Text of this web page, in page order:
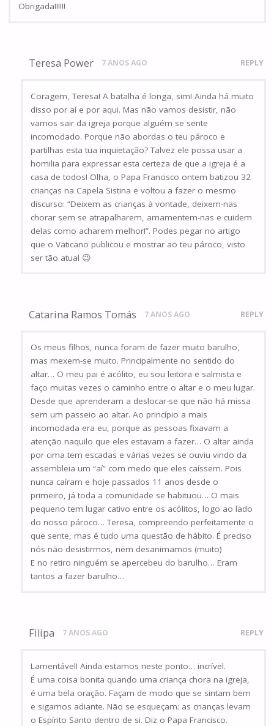
Obrigada!!!!!!
Teresa Power 7 ANOS AGO REPLY
Coragem, Teresa! A batalha é longa, sim! Ainda há muito
disso por aí e por aqui. Mas não vamos desistir, não
vamos sair da igreja porque alguém se sente
incomodado. Porque não abordas o teu pároco e
partilhas esta tua inquietação? Talvez ele possa usar a
homilia para expressar esta certeza de que a igreja é a
casa de todos! Olha, o Papa Francisco ontem batizou 32
crianças na Capela Sistina e voltou a fazer o mesmo
discurso: “Deixem as crianças à vontade, deixem-nas
chorar sem se atrapalharem, amamentem-nas e cuidem
delas como acharem melhor!”. Podes pegar no artigo
que o Vaticano publicou e mostrar ao teu pároco, visto
ser tão atual 😉
Catarina Ramos Tomás 7 ANOS AGO REPLY
Os meus filhos, nunca foram de fazer muito barulho,
mas mexem-se muito. Principalmente no sentido do
altar… O meu pai é acólito, eu sou leitora e salmista e
faço muitas vezes o caminho entre o altar e o meu lugar.
Desde que aprenderam a deslocar-se que não há missa
sem um passeio ao altar. Ao princípio a mais
incomodada era eu, porque as pessoas fixavam a
atenção naquilo que eles estavam a fazer… O altar ainda
por cima tem escadas e várias vezes se ouviu vindo da
assembleia um “aí” com medo que eles caíssem. Pois
nunca caíram e hoje passados 11 anos desde o
primeiro, já toda a comunidade se habituou… O mais
pequeno tem lugar cativo entre os acólitos, logo ao lado
do nosso pároco… Teresa, compreendo perfeitamente o
que sente, mas é tudo uma questão de hábito. É preciso
nós não desistirmos, nem desanimamos (muito)
E no retiro ninguém se apercebeu do barulho… Eram
tantos a fazer barulho…
Filipa 7 ANOS AGO REPLY
Lamentável! Ainda estamos neste ponto… incrível.
É uma coisa bonita quando uma criança chora na igreja,
é uma bela oração. Façam de modo que se sintam bem
e sigamos adiante. Não se esqueçam: as crianças levam
o Espírito Santo dentro de si. Diz o Papa Francisco.